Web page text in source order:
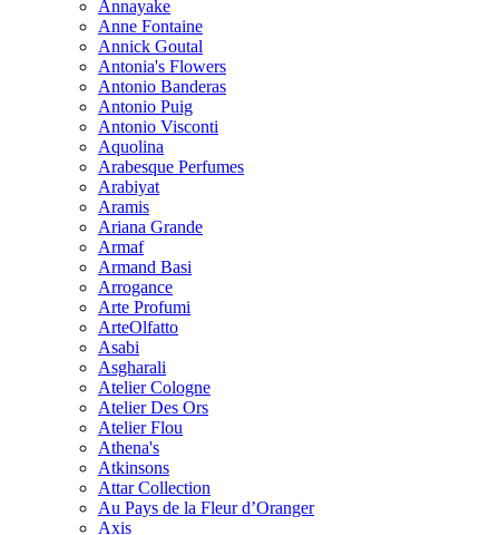
Annayake
Anne Fontaine
Annick Goutal
Antonia's Flowers
Antonio Banderas
Antonio Puig
Antonio Visconti
Aquolina
Arabesque Perfumes
Arabiyat
Aramis
Ariana Grande
Armaf
Armand Basi
Arrogance
Arte Profumi
ArteOlfatto
Asabi
Asgharali
Atelier Cologne
Atelier Des Ors
Atelier Flou
Athena's
Atkinsons
Attar Collection
Au Pays de la Fleur d’Oranger
Axis